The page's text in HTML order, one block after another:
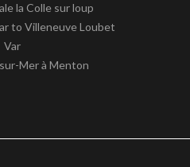
la Colle sur loup
to Villeneuve Loubet
Var
Mer à Menton